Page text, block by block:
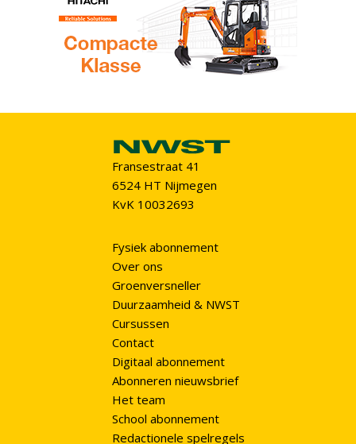
Fransestraat 41
6524 HT Nijmegen
KvK 10032693
Fysiek abonnement
Over ons
Groenversneller
Duurzaamheid & NWST
Cursussen
Contact
Digitaal abonnement
Abonneren nieuwsbrief
Het team
School abonnement
Redactionele spelregels